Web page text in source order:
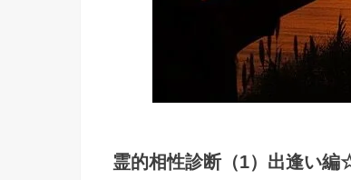
霊的相性診断（1）出逢い編